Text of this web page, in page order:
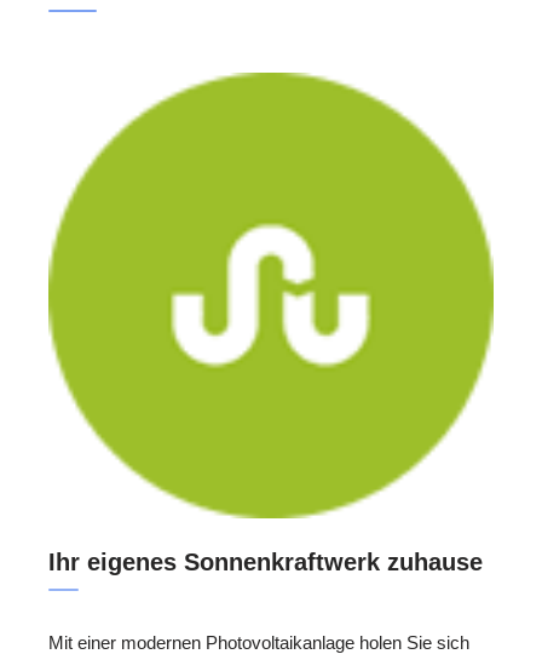
Ihr eigenes Sonnenkraftwerk zuhause
Mit einer modernen Photovoltaikanlage holen Sie sich